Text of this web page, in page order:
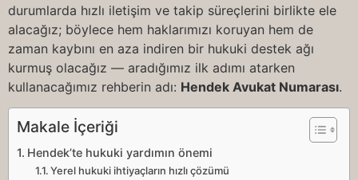
durumlarda hızlı iletişim ve takip süreçlerini birlikte ele
alacağız; böylece hem haklarımızı koruyan hem de
zaman kaybını en aza indiren bir hukuki destek ağı
kurmuş olacağız — aradığımız ilk adımı atarken
kullanacağımız rehberin adı: Hendek Avukat Numarası.
Makale İçeriği
Hendek’te hukuki yardımın önemi
Yerel hukuki ihtiyaçların hızlı çözümü